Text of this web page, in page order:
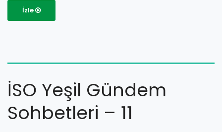
İzle
İSO Yeşil Gündem
Sohbetleri – 11